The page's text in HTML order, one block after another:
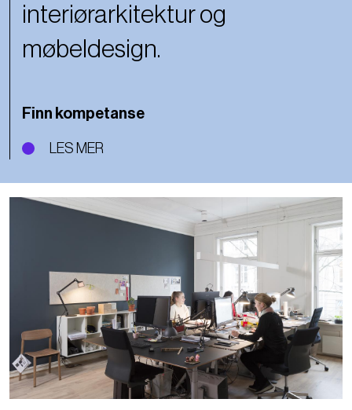
interiørarkitektur og
møbeldesign.
Finn kompetanse
LES MER